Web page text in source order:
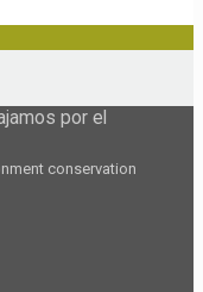
por el
conservation